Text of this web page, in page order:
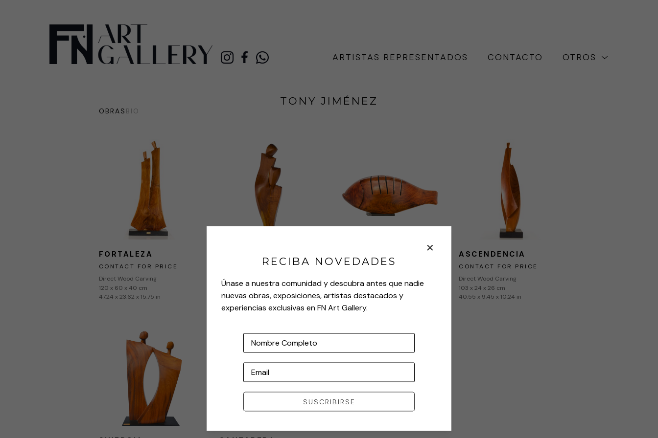
ARTISTAS REPRESENTADOS CONTACTO OTROS
TONY JIMÉNEZ
OBRAS BIO
FORTALEZA
CONTACT FOR PRICE
Direct Wood Carving
120 x 60 x 40 cm
47.24 x 23.62 x 15.75 in
CONTACT FOR PRICE
Direct Wood Carving
118 x 35 x 31 cm
46.46 x 13.78 x 12.2 in
CONTACT FOR PRICE
43 x 105 x 32 cm
16.93 x 41.34 x 12.6 in
ASCENDENCIA
CONTACT FOR PRICE
Direct Wood Carving
103 x 24 x 26 cm
40.55 x 9.45 x 10.24 in
RECIBA NOVEDADES
Únase a nuestra comunidad y descubra antes que nadie
nuevas obras, exposiciones, artistas destacados y
experiencias exclusivas en FN Art Gallery.
Nombre Completo
Email
SUSCRIBIRSE